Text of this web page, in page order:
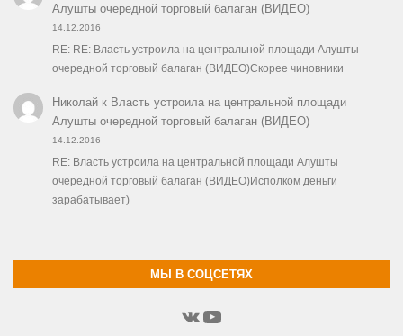
Алушты очередной торговый балаган (ВИДЕО)
14.12.2016
RE: RE: Власть устроила на центральной площади Алушты
очередной торговый балаган (ВИДЕО)Скорее чиновники
Николайк Власть устроила на центральной площади
Алушты очередной торговый балаган (ВИДЕО)
14.12.2016
RE: Власть устроила на центральной площади Алушты
очередной торговый балаган (ВИДЕО)Исполком деньги
зарабатывает)
МЫ В СОЦСЕТЯХ
ВКонтакте
YouTube